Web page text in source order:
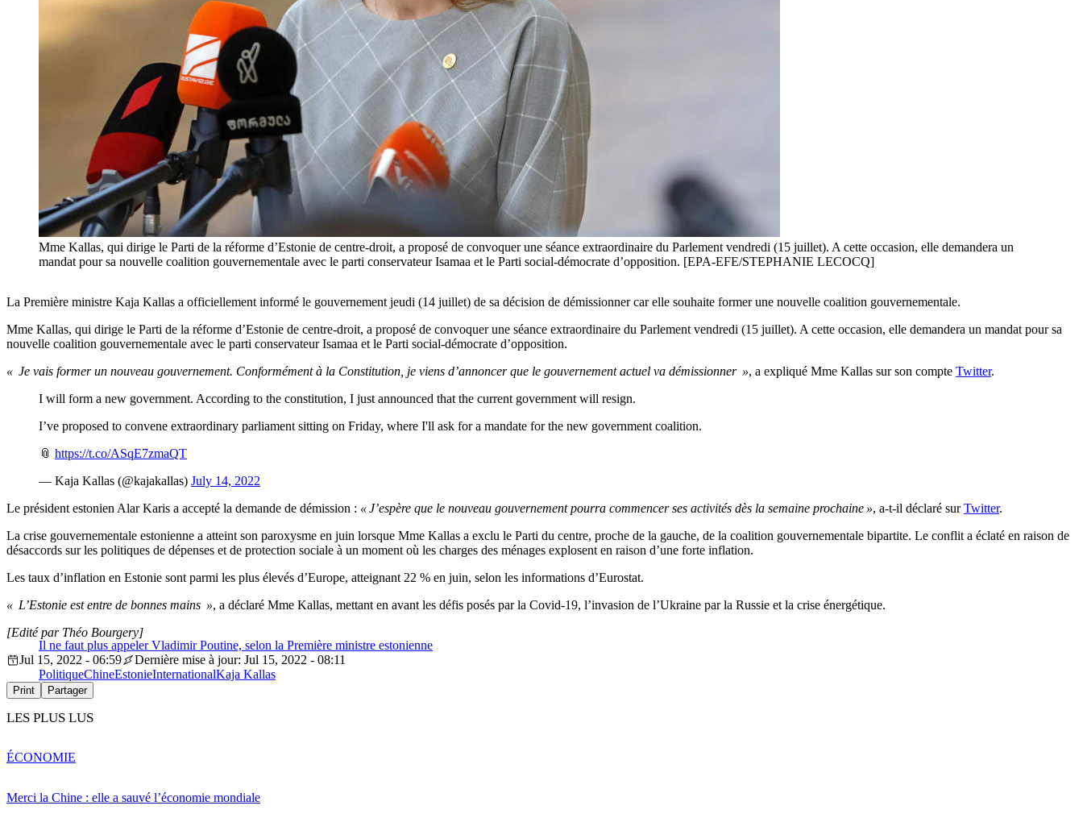
Mme Kallas, qui dirige le Parti de la réforme d’Estonie de centre-droit, a proposé de convoquer une séance extraordinaire du Parlement vendredi (15 juillet). A cette occasion, elle demandera un
mandat pour sa nouvelle coalition gouvernementale avec le parti conservateur Isamaa et le Parti social-démocrate d’opposition. [EPA-EFE/STEPHANIE LECOCQ]
La Première ministre Kaja Kallas a officiellement informé le gouvernement jeudi (14 juillet) de sa décision de démissionner car elle souhaite former une nouvelle coalition gouvernementale.
Mme Kallas, qui dirige le Parti de la réforme d’Estonie de centre-droit, a proposé de convoquer une séance extraordinaire du Parlement vendredi (15 juillet). A cette occasion, elle demandera un mandat pour sa
nouvelle coalition gouvernementale avec le parti conservateur Isamaa et le Parti social-démocrate d’opposition.
« Je vais former un nouveau gouvernement. Conformément à la Constitution, je viens d’annoncer que le gouvernement actuel va démissionner », a expliqué Mme Kallas sur son compte Twitter.
I will form a new government. According to the constitution, I just announced that the current government will resign.
I’ve proposed to convene extraordinary parliament sitting on Friday, where I'll ask for a mandate for the new government coalition.
📎 https://t.co/ASqE7zmaQT
— Kaja Kallas (@kajakallas) July 14, 2022
Le président estonien Alar Karis a accepté la demande de démission : « J’espère que le nouveau gouvernement pourra commencer ses activités dès la semaine prochaine », a-t-il déclaré surTwitter.
La crise gouvernementale estonienne a atteint son paroxysme en juin lorsque Mme Kallas a exclu le Parti du centre, proche de la gauche, de la coalition gouvernementale bipartite. Le conflit a éclaté en raison de
désaccords sur les politiques de dépenses et de protection sociale à un moment où les charges des ménages explosent en raison d’une forte inflation.
Les taux d’inflation en Estonie sont parmi les plus élevés d’Europe, atteignant 22 % en juin, selon les informations d’Eurostat.
« L’Estonie est entre de bonnes mains », a déclaré Mme Kallas, mettant en avant les défis posés par la Covid-19, l’invasion de l’Ukraine par la Russie et la crise énergétique.
Il ne faut plus appeler Vladimir Poutine, selon la Première ministre estonienne
[Edité par Théo Bourgery]
Jul 15, 2022 - 06:59
Dernière mise à jour: Jul 15, 2022 - 08:11
PolitiqueChineEstonieInternationalKaja Kallas
Print Partager
LES PLUS LUS
Merci la Chine : elle a sauvé l’économie mondiale
ÉCONOMIE